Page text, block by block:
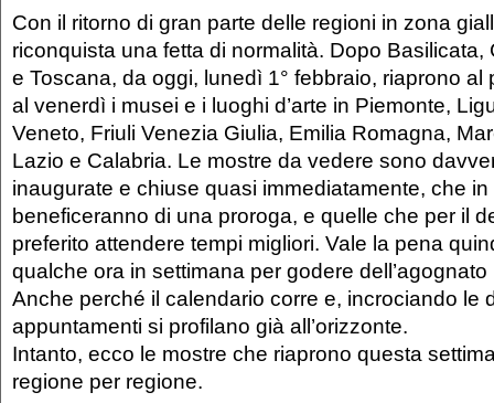
Con il ritorno di gran parte delle regioni in zona
riconquista una fetta di normalità. Dopo Basilicata,
e Toscana, da oggi, lunedì 1° febbraio, riaprono al
al venerdì i musei e i luoghi d’arte in Piemonte,
Veneto, Friuli Venezia Giulia, Emilia Romagna,
Lazio e Calabria. Le mostre da vedere sono
inaugurate e chiuse quasi immediatamente, che in
beneficeranno di una proroga, e quelle che per il
preferito attendere tempi migliori. Vale la pena
qualche ora in settimana per godere
Anche perché il calendario corre e, incrociando le
appuntamenti si profilano già all’orizzonte.
Intanto, ecco le mostre che riaprono questa
regione per regione.